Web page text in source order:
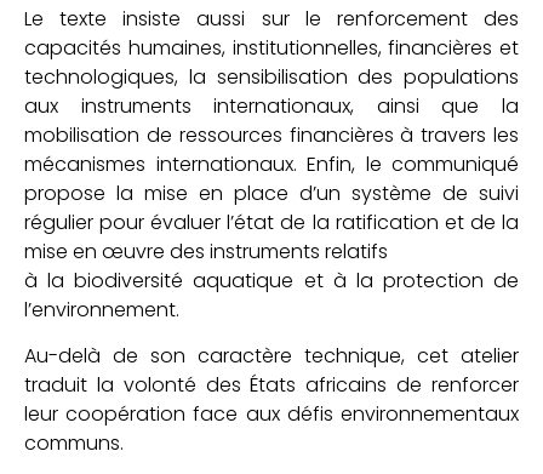
Le texte insiste aussi sur le renforcement des
capacités humaines, institutionnelles, financières et
technologiques, la sensibilisation des populations
aux instruments internationaux, ainsi que la
mobilisation de ressources financières à travers les
mécanismes internationaux. Enfin, le communiqué
propose la mise en place d’un système de suivi
régulier pour évaluer l’état de la ratification et de la
mise en œuvre des instruments relatifs
à la biodiversité aquatique et à la protection de
l’environnement.
Au-delà de son caractère technique, cet atelier
traduit la volonté des États africains de renforcer
leur coopération face aux défis environnementaux
communs.